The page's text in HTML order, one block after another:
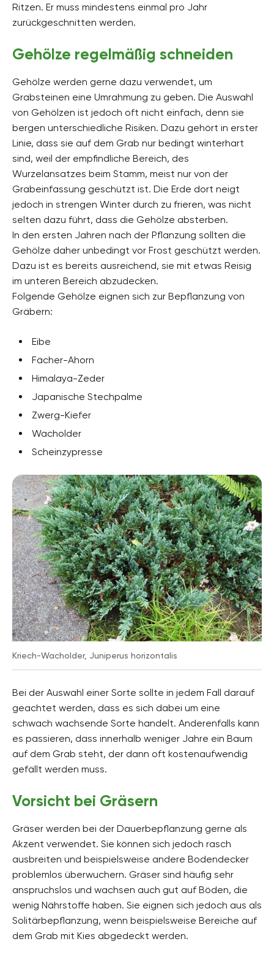
Ritzen. Er muss mindestens einmal pro Jahr
zurückgeschnitten werden.
Gehölze regelmäßig schneiden
Gehölze werden gerne dazu verwendet, um
Grabsteinen eine Umrahmung zu geben. Die Auswahl
von Gehölzen ist jedoch oft nicht einfach, denn sie
bergen unterschiedliche Risiken. Dazu gehört in erster
Linie, dass sie auf dem Grab nur bedingt winterhart
sind, weil der empfindliche Bereich, des
Wurzelansatzes beim Stamm, meist nur von der
Grabeinfassung geschützt ist. Die Erde dort neigt
jedoch in strengen Winter durch zu frieren, was nicht
selten dazu führt, dass die Gehölze absterben.
In den ersten Jahren nach der Pflanzung sollten die
Gehölze daher unbedingt vor Frost geschützt werden.
Dazu ist es bereits ausreichend, sie mit etwas Reisig
im unteren Bereich abzudecken.
Folgende Gehölze eignen sich zur Bepflanzung von
Gräbern:
Eibe
Fächer-Ahorn
Himalaya-Zeder
Japanische Stechpalme
Zwerg-Kiefer
Wacholder
Scheinzypresse
Kriech-Wacholder, Juniperus horizontalis
Bei der Auswahl einer Sorte sollte in jedem Fall darauf
geachtet werden, dass es sich dabei um eine
schwach wachsende Sorte handelt. Anderenfalls kann
es passieren, dass innerhalb weniger Jahre ein Baum
auf dem Grab steht, der dann oft kostenaufwendig
gefällt werden muss.
Vorsicht bei Gräsern
Gräser werden bei der Dauerbepflanzung gerne als
Akzent verwendet. Sie können sich jedoch rasch
ausbreiten und beispielsweise andere Bodendecker
problemlos überwuchern. Gräser sind häufig sehr
anspruchslos und wachsen auch gut auf Böden, die
wenig Nährstoffe haben. Sie eignen sich jedoch aus als
Solitärbepflanzung, wenn beispielsweise Bereiche auf
dem Grab mit Kies abgedeckt werden.